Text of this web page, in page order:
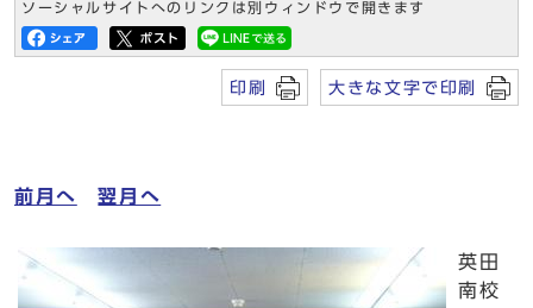
ソーシャルサイトへのリンクは別ウィンドウで開きます
印刷 大きな文字で印刷
前月へ 翌月へ
英田
南校